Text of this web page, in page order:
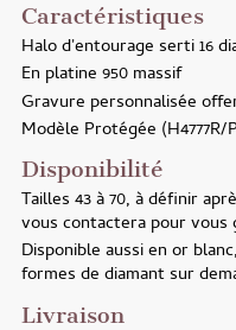
Caractéristiques
Halo d'entourage serti 16
En platine 950 massif
Gravure personnalisée
Modèle Protégée (H4777R/
Disponibilité
Tailles 43 à 70, à définir
vous contactera pour vous
Disponible aussien or
formes de diamant sur
Livraison